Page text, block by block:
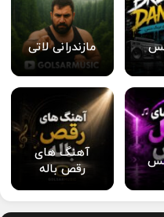
مازندرانی لاتی
آهنگ های
رقص باله